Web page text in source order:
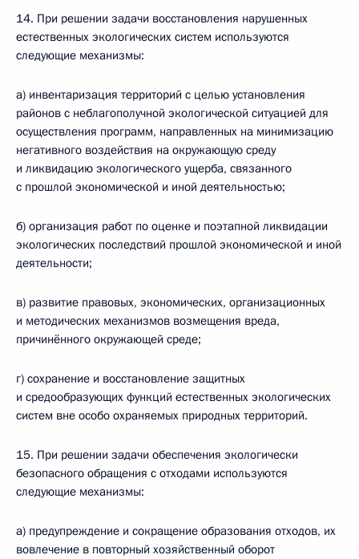
14. При решении задачи восстановления нарушенных
естественных экологических систем используются
следующие механизмы:
а) инвентаризация территорий с целью установления
районов с неблагополучной экологической ситуацией для
осуществления программ, направленных на минимизацию
негативного воздействия на окружающую среду
и ликвидацию экологического ущерба, связанного
с прошлой экономической и иной деятельностью;
б) организация работ по оценке и поэтапной ликвидации
экологических последствий прошлой экономической и иной
деятельности;
в) развитие правовых, экономических, организационных
и методических механизмов возмещения вреда,
причинённого окружающей среде;
г) сохранение и восстановление защитных
и средообразующих функций естественных экологических
систем вне особо охраняемых природных территорий.
15. При решении задачи обеспечения экологически
безопасного обращения с отходами используются
следующие механизмы:
а) предупреждение и сокращение образования отходов, их
вовлечение в повторный хозяйственный оборот